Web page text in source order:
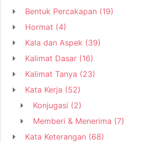
Bentuk Percakapan (19)
Hormat (4)
Kala dan Aspek (39)
Kalimat Dasar (16)
Kalimat Tanya (23)
Kata Kerja (52)
Konjugasi (2)
Memberi & Menerima (7)
Kata Keterangan (68)